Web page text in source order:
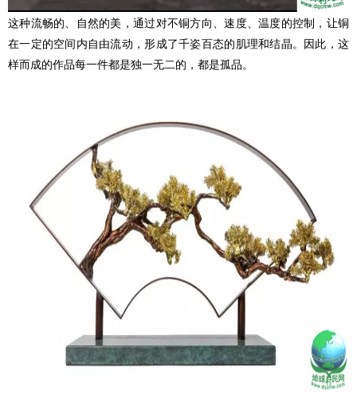
这种流畅的、自然的美，通过对不铜方向、速度、温度的控制，让铜
在一定的空间内自由流动，形成了千姿百态的肌理和结晶。因此，这
样而成的作品每一件都是独一无二的，都是孤品。